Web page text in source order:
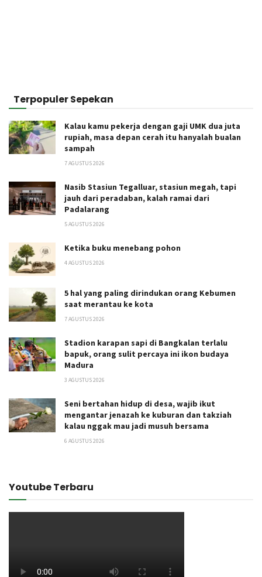
Terpopuler Sepekan
Kalau kamu pekerja dengan gaji UMK dua juta
rupiah, masa depan cerah itu hanyalah bualan
sampah
7 AGUSTUS 2026
Nasib Stasiun Tegalluar, stasiun megah, tapi
jauh dari peradaban, kalah ramai dari
Padalarang
5 AGUSTUS 2026
Ketika buku menebang pohon
4 AGUSTUS 2026
5 hal yang paling dirindukan orang Kebumen
saat merantau ke kota
7 AGUSTUS 2026
Stadion karapan sapi di Bangkalan terlalu
bapuk, orang sulit percaya ini ikon budaya
Madura
3 AGUSTUS 2026
Seni bertahan hidup di desa, wajib ikut
mengantar jenazah ke kuburan dan takziah
kalau nggak mau jadi musuh bersama
6 AGUSTUS 2026
Youtube Terbaru